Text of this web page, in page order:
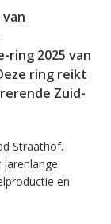
ring 2025 van
ring reikt
Zuid-
Straathof.
jarenlange
en